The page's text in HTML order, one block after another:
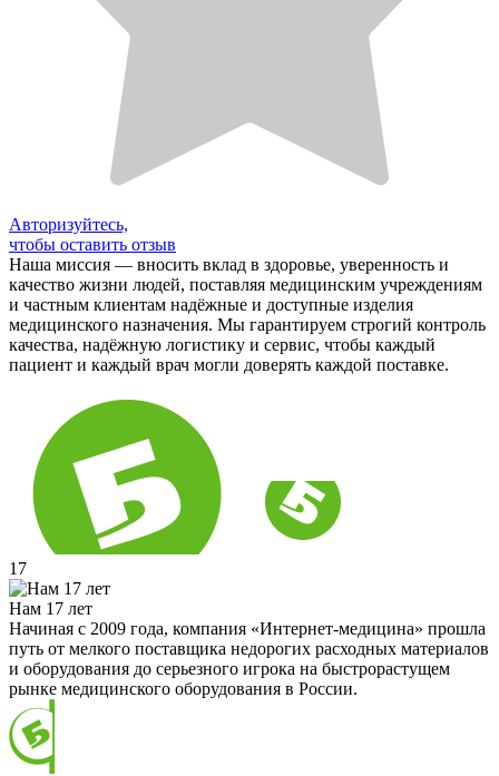
Авторизуйтесь,
чтобы оставить отзыв
Наша миссия — вносить вклад в здоровье, уверенность и
качество жизни людей, поставляя медицинским учреждениям
и частным клиентам надёжные и доступные изделия
медицинского назначения. Мы гарантируем строгий контроль
качества, надёжную логистику и сервис, чтобы каждый
пациент и каждый врач могли доверять каждой поставке.
17
Нам 17 лет
Начиная с 2009 года, компания «Интернет-медицина» прошла
путь от мелкого поставщика недорогих расходных материалов
и оборудования до серьезного игрока на быстрорастущем
рынке медицинского оборудования в России.